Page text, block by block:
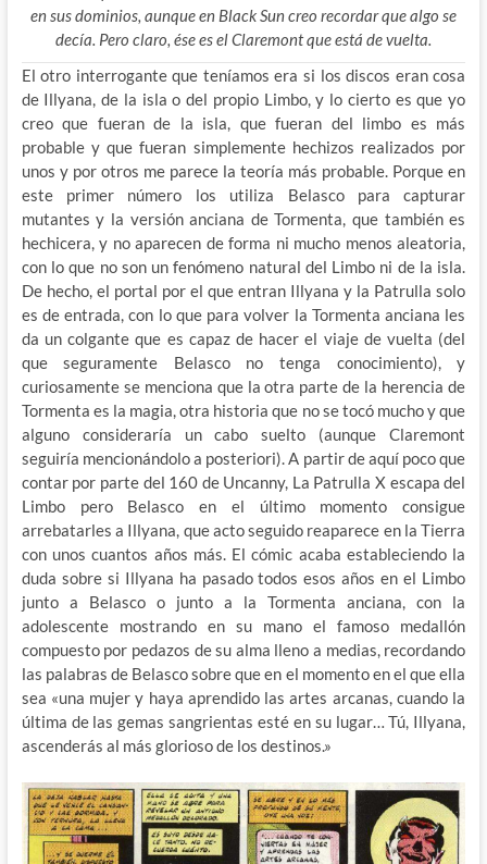
en sus dominios, aunque en Black Sun creo recordar que algo se
decía. Pero claro, ése es el Claremont que está de vuelta.
El otro interrogante que teníamos era si los discos eran cosa
de Illyana, de la isla o del propio Limbo, y lo cierto es que yo
creo que fueran de la isla, que fueran del limbo es más
probable y que fueran simplemente hechizos realizados por
unos y por otros me parece la teoría más probable. Porque en
este primer número los utiliza Belasco para capturar
mutantes y la versión anciana de Tormenta, que también es
hechicera, y no aparecen de forma ni mucho menos aleatoria,
con lo que no son un fenómeno natural del Limbo ni de la isla.
De hecho, el portal por el que entran Illyana y la Patrulla solo
es de entrada, con lo que para volver la Tormenta anciana les
da un colgante que es capaz de hacer el viaje de vuelta (del
que seguramente Belasco no tenga conocimiento), y
curiosamente se menciona que la otra parte de la herencia de
Tormenta es la magia, otra historia que no se tocó mucho y que
alguno consideraría un cabo suelto (aunque Claremont
seguiría mencionándolo a posteriori). A partir de aquí poco que
contar por parte del 160 de Uncanny, La Patrulla X escapa del
Limbo pero Belasco en el último momento consigue
arrebatarles a Illyana, que acto seguido reaparece en la Tierra
con unos cuantos años más. El cómic acaba estableciendo la
duda sobre si Illyana ha pasado todos esos años en el Limbo
junto a Belasco o junto a la Tormenta anciana, con la
adolescente mostrando en su mano el famoso medallón
compuesto por pedazos de su alma lleno a medias, recordando
las palabras de Belasco sobre que en el momento en el que ella
sea «una mujer y haya aprendido las artes arcanas, cuando la
última de las gemas sangrientas esté en su lugar… Tú, Illyana,
ascenderás al más glorioso de los destinos.»